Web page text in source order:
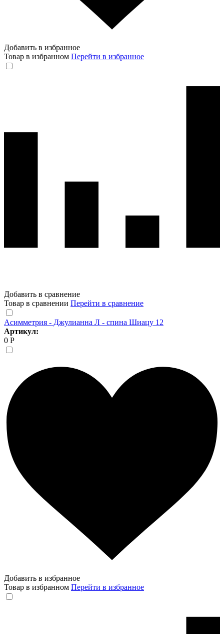
Добавить в избранное
Товар в избранном Перейти в избранное
Добавить в сравнение
Товар в сравнении Перейти в сравнение
Асимметрия - Джулианна Л - спина Шиацу 12
Артикул:
0 Р
Добавить в избранное
Товар в избранном Перейти в избранное